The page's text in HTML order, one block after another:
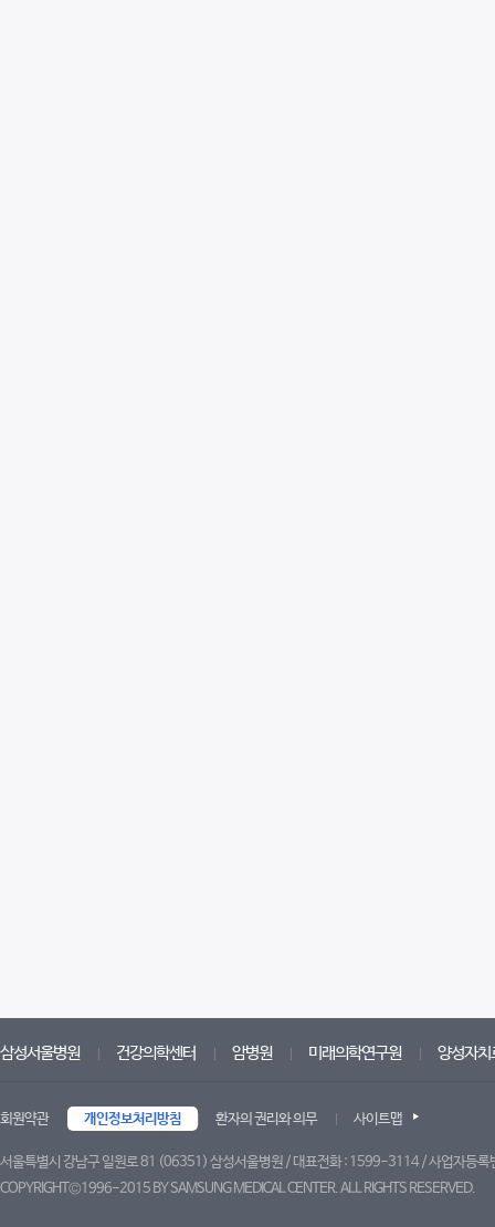
삼성서울병원 건강의학센터 암병원 미래의학연구원 양성자치
회원약관 개인정보처리방침 환자의 권리와 의무 사이트맵
서울특별시 강남구 일원로 81 (06351) 삼성서울병원 / 대표전화 : 1599-3114 / 사업자등
COPYRIGHT©1996-2015 BY SAMSUNG MEDICAL CENTER. ALL RIGHTS RESERVED.